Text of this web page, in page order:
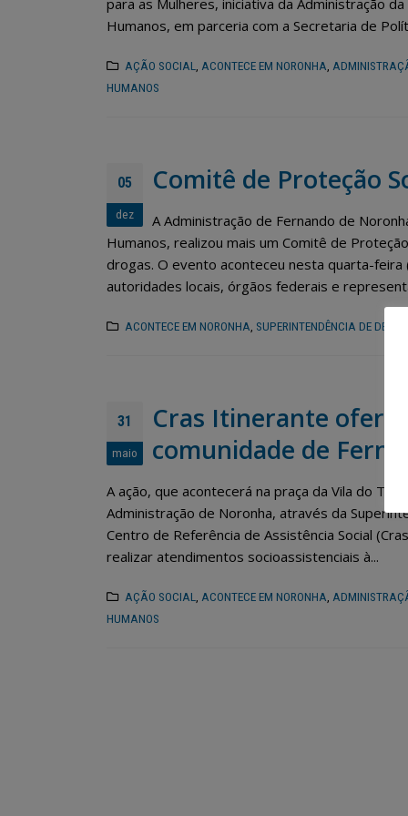
para as Mulheres, iniciativa da Administração
Humanos, em parceria com a Secretaria de
AÇÃO SOCIAL ACONTECE EM NORONHA
HUMANOS
05
dez
Comitê de Proteção
A Administração de Fernando de
Humanos, realizou mais um Comitê de
drogas. O evento aconteceu nesta quarta-
autoridades locais, órgãos federais e
ACONTECE EM NORONHA SUPERINTENDÊNCIA DE
31
maio
Cras Itinerante
comunidade de
A ação, que acontecerá na praça da Vila do
Administração de Noronha, através da
Centro de Referência de Assistência Social
realizar atendimentos socioassistenciais à...
AÇÃO SOCIAL ACONTECE EM NORONHA
HUMANOS
Noronha terá Arena da
jogos do Brasil
12 de junho de 2026
para toda a comunidade e turistas
foco